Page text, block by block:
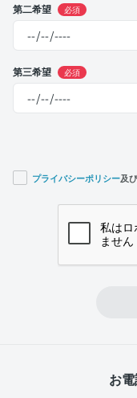
第二希望 必須
第三希望 必須
プライバシーポリシー及び
お